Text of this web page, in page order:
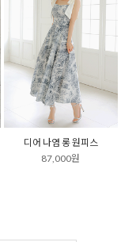
디어 나염 롱 원피스
87,000원